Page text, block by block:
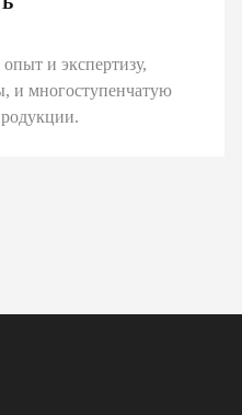
и экспертизу,
и многоступенчатую